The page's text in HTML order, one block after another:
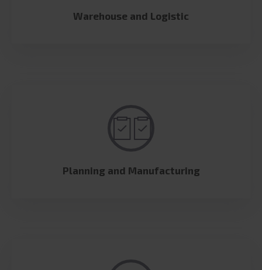
Warehouse and Logistic
Planning and Manufacturing